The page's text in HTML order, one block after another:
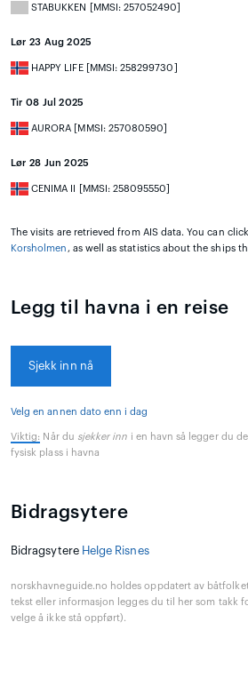
STABUKKEN [MMSI: 257052490]
Lør 23 Aug 2025
HAPPY LIFE [MMSI: 258299730]
Tir 08 Jul 2025
AURORA [MMSI: 257080590]
Lør 28 Jun 2025
CENIMA II [MMSI: 258095550]
The visits are retrieved from AIS data. You can
Korsholmen , as well as statistics about the ships
Legg til havna i en reise
Sjekk inn nå
Velg en annen dato enn i dag
Viktig: Når du sjekker inn i en havn så legger du
fysisk plass i havna
Bidragsytere
Bidragsytere Helge Risnes
norskhavneguide.no holdes oppdatert av
tekst eller informasjon legges du til her som takk
velge å ikke stå oppført).